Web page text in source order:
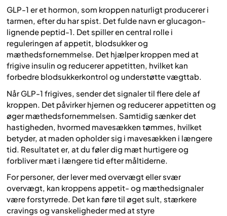
GLP-1 er et hormon, som kroppen naturligt producerer i
tarmen, efter du har spist. Det fulde navn er glucagon-
lignende peptid-1. Det spiller en central rolle i
reguleringen af appetit, blodsukker og
mæthedsfornemmelse. Det hjælper kroppen med at
frigive insulin og reducerer appetitten, hvilket kan
forbedre blodsukkerkontrol og understøtte vægttab.
Når GLP-1 frigives, sender det signaler til flere dele af
kroppen. Det påvirker hjernen og reducerer appetitten og
øger mæthedsfornemmelsen. Samtidig sænker det
hastigheden, hvormed mavesækken tømmes, hvilket
betyder, at maden opholder sig i mavesækken i længere
tid. Resultatet er, at du føler dig mæt hurtigere og
forbliver mæt i længere tid efter måltiderne.
For personer, der lever med overvægt eller svær
overvægt, kan kroppens appetit- og mæthedsignaler
være forstyrrede. Det kan føre til øget sult, stærkere
cravings og vanskeligheder med at styre